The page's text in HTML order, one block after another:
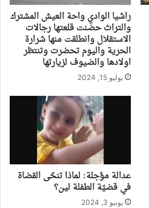
راشيا الوادي واحة العيش المشترك
والتراث حضنت قلعتها رجالات
الاستقلال وانطلقت منها شرارة
الحرية واليوم تحضرت وتنتظر
اولادها والضيوف لزيارتها
يوليو 15, 2024
عدالة مؤجلة: لماذا تنحّى القضاة
في قضيّة الطفلة لين؟
يونيو 3, 2024